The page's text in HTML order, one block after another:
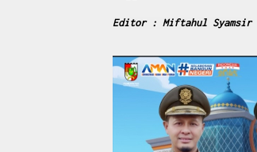
Editor : Miftahul Syamsir